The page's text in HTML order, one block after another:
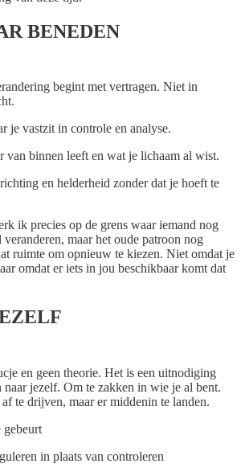
BENEDEN
begint met vertragen. Niet in
je vastzit in controle en analyse.
van binnen leeft en wat je lichaam al wist.
en helderheid zonder dat je hoeft te
ik precies op de grens waar iemand nog
maar het oude patroon nog
ruimte om opnieuw te kiezen. Niet omdat je
omdat er iets in jou beschikbaar komt dat
en geen theorie. Het is een uitnodiging
jezelf. Om te zakken in wie je al bent.
te drijven, maar er middenin te landen.
in plaats van controleren